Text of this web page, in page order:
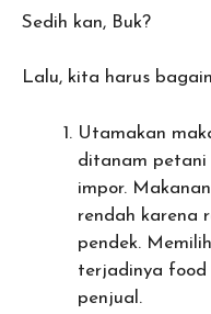
Sedih kan, Buk?
Lalu, kita harus
Utamakan
ditanam petani
impor.
rendah karena
pendek.
terjadinya food
penjual.